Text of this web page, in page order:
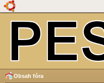
Obsah fóra